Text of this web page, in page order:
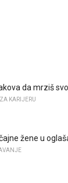
da mrziš
KARIJERU
žene u